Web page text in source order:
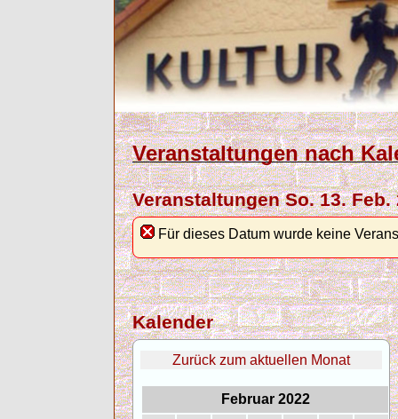
Veranstaltungen nach
Veranstaltungen So. 13. Feb.
Für dieses Datum wurde keine
Kalender
Zurück zum aktuellen Monat
Februar 2022